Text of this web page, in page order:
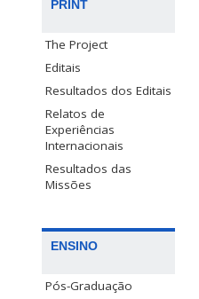
PRINT
The Project
Editais
Resultados dos Editais
Relatos de
Experiências
Internacionais
Resultados das
Missões
ENSINO
Pós-Graduação